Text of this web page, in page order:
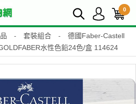
0
- 套裝組合 -
德國Faber-Castell
水性色鉛24色/盒 114624